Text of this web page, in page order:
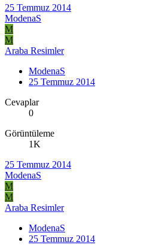
25 Temmuz 2014
ModenaS
M
M
Araba Resimler
ModenaS
25 Temmuz 2014
Cevaplar
0
Görüntüleme
1K
25 Temmuz 2014
ModenaS
M
M
Araba Resimler
ModenaS
25 Temmuz 2014